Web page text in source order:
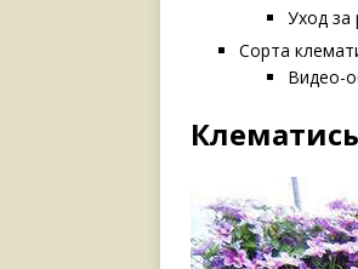
Уход за
Сорта
Видео-